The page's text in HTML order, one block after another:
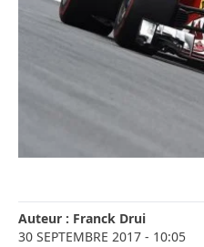
Auteur : Franck Drui
30 SEPTEMBRE 2017 - 10:05